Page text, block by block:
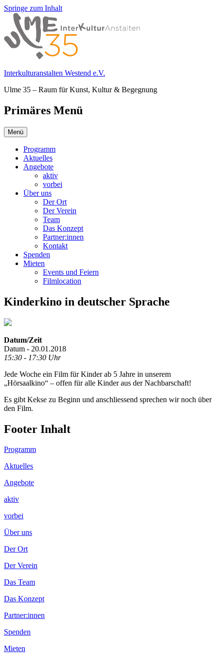
Springe zum Inhalt
Interkulturanstalten Westend e.V.
Ulme 35 – Raum für Kunst, Kultur & Begegnung
Primäres Menü
Menü
Programm
Aktuelles
Angebote
aktiv
vorbei
Über uns
Der Ort
Der Verein
Team
Das Konzept
Partner:innen
Kontakt
Spenden
Mieten
Events und Feiern
Filmlocation
Kinderkino in deutscher Sprache
Datum/Zeit
Datum - 20.01.2018
15:30 - 17:30 Uhr
Jede Woche ein Film für Kinder ab 5 Jahre in unserem
„Hörsaalkino“ – offen für alle Kinder aus der Nachbarschaft!
Es gibt Kekse zu Beginn und anschliessend sprechen wir noch über
den Film.
Footer Inhalt
Programm
Aktuelles
Angebote
aktiv
vorbei
Über uns
Der Ort
Der Verein
Das Team
Das Konzept
Partner:innen
Spenden
Mieten